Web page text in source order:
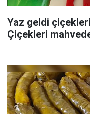
Yaz geldi
Çiçekleri